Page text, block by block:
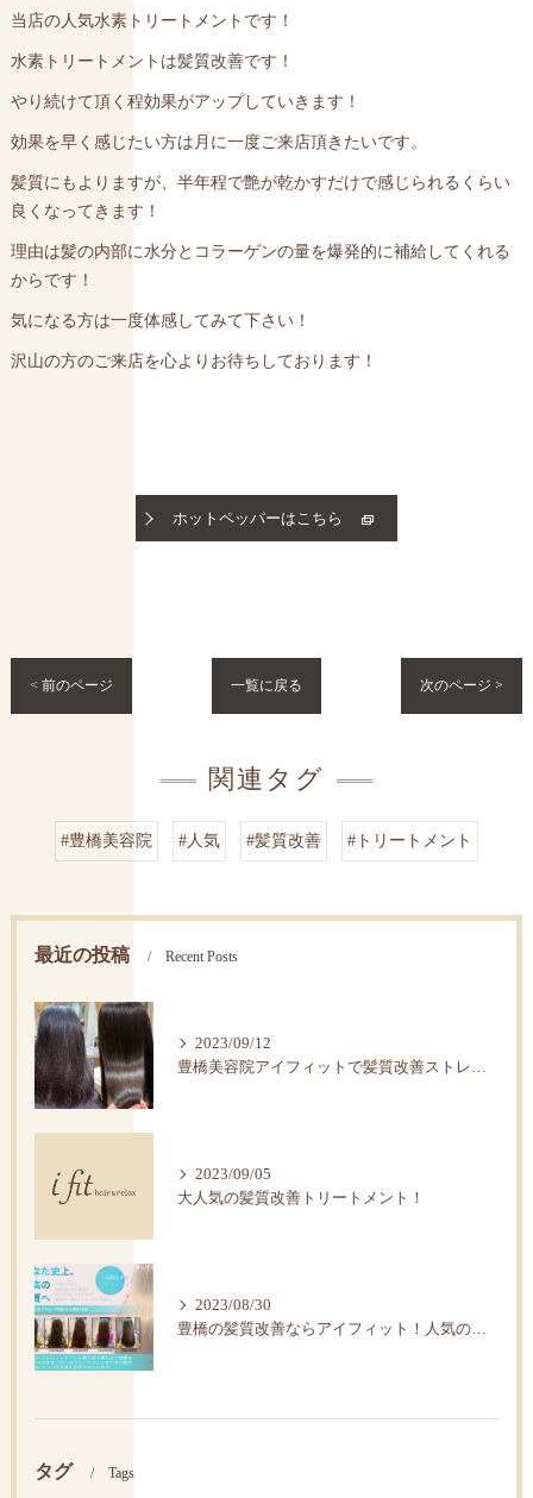
当店の人気水素トリートメントです！
水素トリートメントは髪質改善です！
やり続けて頂く程効果がアップしていきます！
効果を早く感じたい方は月に一度ご来店頂きたいです。
髪質にもよりますが、半年程で艶が乾かすだけで感じられるくらい
良くなってきます！
理由は髪の内部に水分とコラーゲンの量を爆発的に補給してくれる
からです！
気になる方は一度体感してみて下さい！
沢山の方のご来店を心よりお待ちしております！
ホットペッパーはこちら
< 前のページ 一覧に戻る 次のページ >
関連タグ
#豊橋美容院 #人気 #髪質改善 #トリートメント
最近の投稿 Recent Posts
2023/09/12
豊橋美容院アイフィットで髪質改善ストレートで艶髪へ。
2023/09/05
大人気の髪質改善トリートメント！
2023/08/30
豊橋の髪質改善ならアイフィット！人気の水素トリートメント
タグ Tags